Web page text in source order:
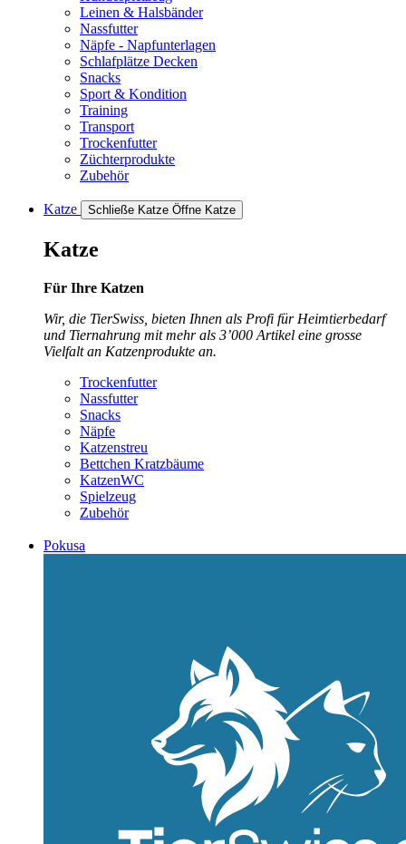
Leinen & Halsbänder
Nassfutter
Näpfe - Napfunterlagen
Schlafplätze Decken
Snacks
Sport & Kondition
Training
Transport
Trockenfutter
Züchterprodukte
Zubehör
Katze Schließe Katze Öffne Katze
Katze
Für Ihre Katzen
Wir, die TierSwiss, bieten Ihnen als Profi für Heimtierbedarf
und Tiernahrung mit mehr als 3’000 Artikel eine grosse
Vielfalt an Katzenprodukte an.
Trockenfutter
Nassfutter
Snacks
Näpfe
Katzenstreu
Bettchen Kratzbäume
KatzenWC
Spielzeug
Zubehör
Pokusa